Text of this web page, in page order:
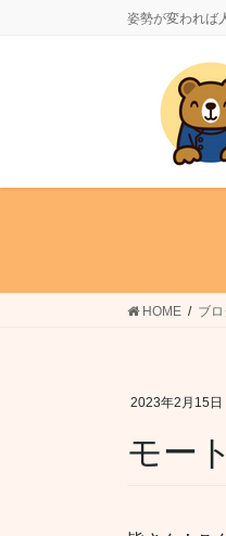
動
に
姿勢が変われば
HOME ブ
2023年2月15日
モー